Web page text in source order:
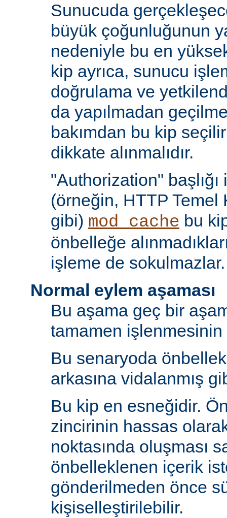
Sunucuda
büyük çoğunluğunun
nedeniyle bu en
kip ayrıca, sunucu
doğrulama ve
da yapılmadan
bakımdan bu kip
dikkate alınmalıdır.
"Authorization"
(örneğin, HTTP Temel
gibi) mod_cache bu
önbelleğe
işleme de sokulmazlar.
Normal eylem aşaması
Bu aşama geç bir
tamamen işlenmesinin
Bu senaryoda
arkasına vidalanmış
Bu kip en esneğidir.
zincirinin hassas
noktasında oluşması
önbelleklenen içerik
gönderilmeden önce
kişiselleştirilebilir.